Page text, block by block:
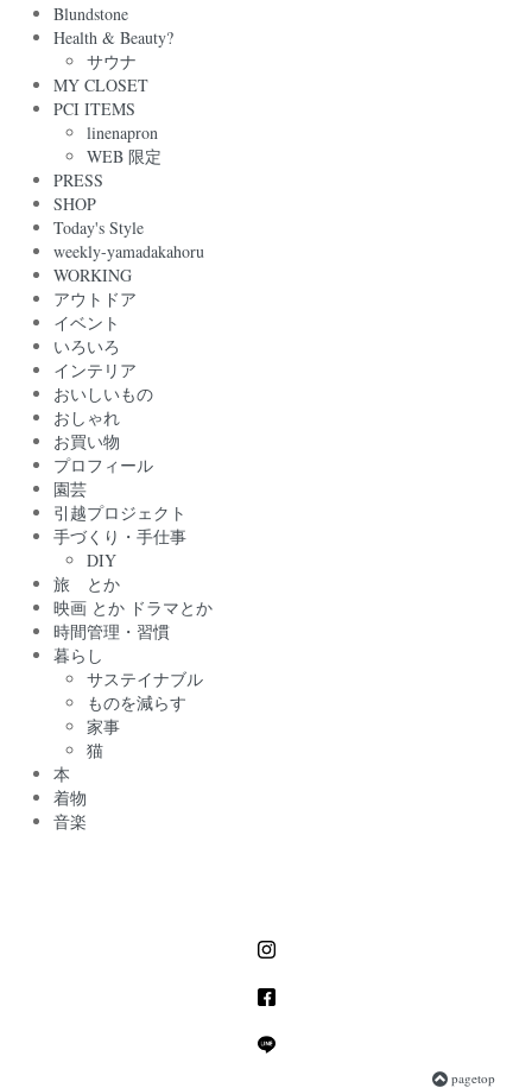
Blundstone
Health & Beauty?
サウナ
MY CLOSET
PCI ITEMS
linenapron
WEB 限定
PRESS
SHOP
Today's Style
weekly-yamadakahoru
WORKING
アウトドア
イベント
いろいろ
インテリア
おいしいもの
おしゃれ
お買い物
プロフィール
園芸
引越プロジェクト
手づくり・手仕事
DIY
旅 とか
映画 とか ドラマとか
時間管理・習慣
暮らし
サステイナブル
ものを減らす
家事
猫
本
着物
音楽
pagetop